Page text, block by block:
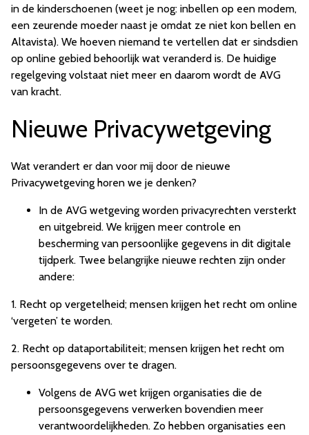
in de kinderschoenen (weet je nog: inbellen op een modem,
een zeurende moeder naast je omdat ze niet kon bellen en
Altavista). We hoeven niemand te vertellen dat er sindsdien
op online gebied behoorlijk wat veranderd is. De huidige
regelgeving volstaat niet meer en daarom wordt de AVG
van kracht.
Nieuwe Privacywetgeving
Wat verandert er dan voor mij door de nieuwe
Privacywetgeving horen we je denken?
In de AVG wetgeving worden privacyrechten versterkt
en uitgebreid. We krijgen meer controle en
bescherming van persoonlijke gegevens in dit digitale
tijdperk. Twee belangrijke nieuwe rechten zijn onder
andere:
1. Recht op vergetelheid; mensen krijgen het recht om online
‘vergeten’ te worden.
2. Recht op dataportabiliteit; mensen krijgen het recht om
persoonsgegevens over te dragen.
Volgens de AVG wet krijgen organisaties die de
persoonsgegevens verwerken bovendien meer
verantwoordelijkheden. Zo hebben organisaties een